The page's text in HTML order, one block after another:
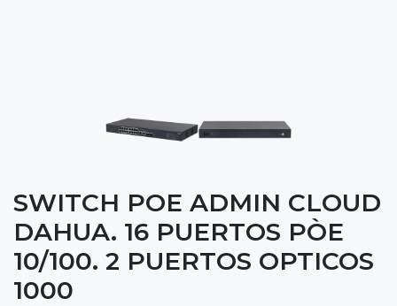
SWITCH POE ADMIN CLOUD
DAHUA. 16 PUERTOS PÒE
10/100. 2 PUERTOS OPTICOS
1000